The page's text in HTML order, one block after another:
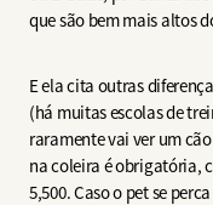
que são bem mais altos
E ela cita outras
(há muitas escolas de
raramente vai ver um
na coleira é obrigatória,
5,500. Caso o pet se